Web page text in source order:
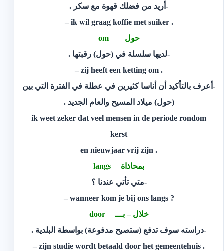
-أريد من فضلك قهوة مع سكر .
. ik wil graag koffie met suiker –
حول om
-لديها سلسلة في (حول) رقبتها .
. zij heeft een ketting om –
-أعرف بالتأكيد أن أناسا كثيرين في عطلة في الفترة التي بين
(حول) ميلاد المسيح والعام الجديد .
ik weet zeker dat veel mensen in de periode rondom
kerst
. en nieuwjaar vrij zijn
بمحاذاة langs
-متي تأتي عندنا ؟
? wanneer kom je bij ons langs –
خلال – بـــ door
-دراسته سوف تدفع (ستصبح مدفوعة) بواسطة البلدية .
. zijn studie wordt betaald door het gemeentehuis –